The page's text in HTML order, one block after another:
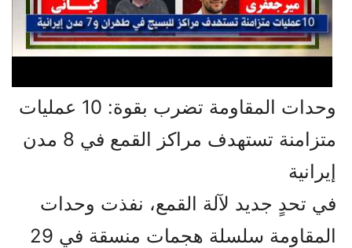
وحدات المقاومة تضرب بقوة: 10 عمليات
متزامنة تستهدف مراكز القمع في 8 مدن
إيرانية
في تحدٍ جديد لآلة القمع، نفذت وحدات
المقاومة سلسلة هجمات منسقة في 29